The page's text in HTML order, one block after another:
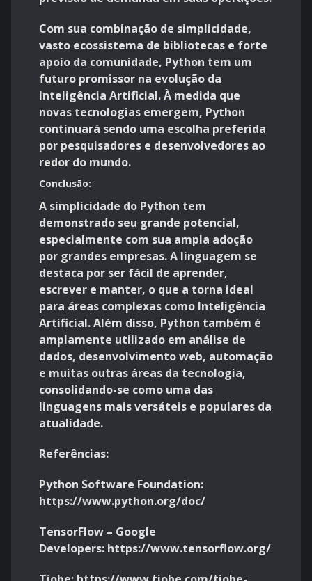
Com sua combinação de simplicidade,
vasto ecossistema de bibliotecas e forte
apoio da comunidade, Python tem um
futuro promissor na evolução da
Inteligência Artificial. À medida que
novas tecnologias emergem, Python
continuará sendo uma escolha preferida
por pesquisadores e desenvolvedores ao
redor do mundo.
Conclusão:
A simplicidade do Python tem
demonstrado seu grande potencial,
especialmente com sua ampla adoção
por grandes empresas. A linguagem se
destaca por ser fácil de aprender,
escrever e manter, o que a torna ideal
para áreas complexas como Inteligência
Artificial. Além disso, Python também é
amplamente utilizado em análise de
dados, desenvolvimento web, automação
e muitas outras áreas da tecnologia,
consolidando-se como uma das
linguagens mais versáteis e populares da
atualidade.
Referências:
Python Software Foundation:
https://www.python.org/doc/
TensorFlow – Google
Developers: https://www.tensorflow.org/